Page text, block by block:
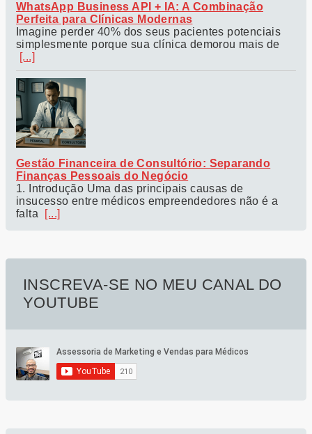
WhatsApp Business API + IA: A Combinação
Perfeita para Clínicas Modernas
Imagine perder 40% dos seus pacientes potenciais
simplesmente porque sua clínica demorou mais de
[...]
Gestão Financeira de Consultório: Separando
Finanças Pessoais do Negócio
1. Introdução Uma das principais causas de
insucesso entre médicos empreendedores não é a
falta
[...]
INSCREVA-SE NO MEU CANAL DO
YOUTUBE